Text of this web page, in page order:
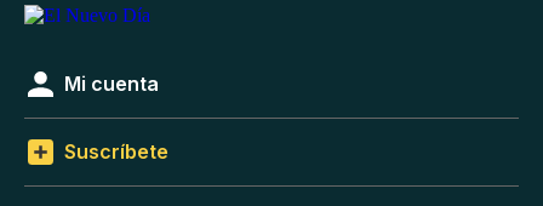
Mi cuenta
Suscríbete